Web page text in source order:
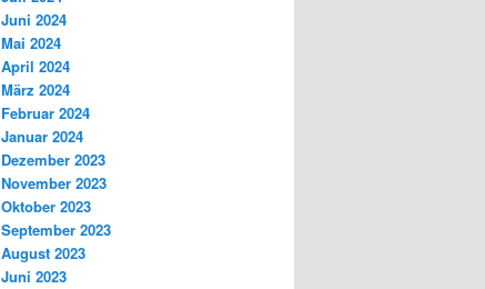
Juni 2024
Mai 2024
April 2024
März 2024
Februar 2024
Januar 2024
Dezember 2023
November 2023
Oktober 2023
September 2023
August 2023
Juni 2023